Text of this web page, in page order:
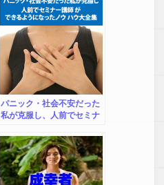
パニック・社会不安だった
私が克服し、人前でセミナ
たノウ ハウ大全集